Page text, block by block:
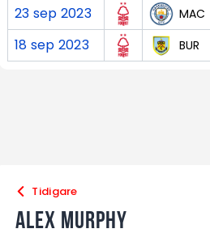
23 sep 2023
MAC
18 sep 2023
BUR
Tidigare
Alex Murphy